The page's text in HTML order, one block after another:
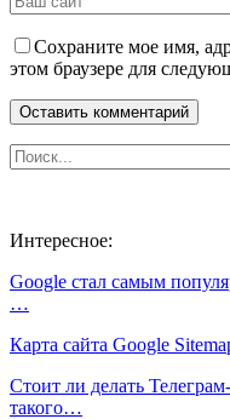
Сохраните мое имя,
этом браузере для
Интересное:
Google стал самым
…
Карта сайта Google
Стоит ли делать
такого…